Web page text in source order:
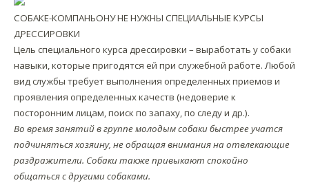
СОБАКЕ-КОМПАНЬОНУ НЕ НУЖНЫ СПЕЦИАЛЬНЫЕ КУРСЫ
ДРЕССИРОВКИ
Цель специального курса дрессировки – выработать у собаки
навыки, которые пригодятся ей при служебной работе. Любой
вид службы требует выполнения определенных приемов и
проявления определенных качеств (недоверие к
посторонним лицам, поиск по запаху, по следу и др.).
Во время занятий в группе молодым собаки быстрее учатся
подчиняться хозяину, не обращая внимания на отвлекающие
раздражители. Собаки также привыкают спокойно
общаться с другими собаками.